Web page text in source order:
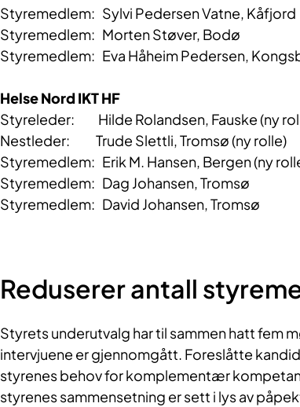
Styremedlem: Sylvi Pedersen Vatne, Kåfjord
Styremedlem: Morten Støver, Bodø
Styremedlem: Eva Håheim Pedersen,
Helse Nord IKT HF
Styreleder: Hilde Rolandsen, Fauske (ny
Nestleder: Trude Slettli, Tromsø (ny rolle)
Styremedlem: Erik M. Hansen, Bergen (ny
Styremedlem: Dag Johansen, Tromsø
Styremedlem: David Johansen, Tromsø
Reduserer antall
Styrets underutvalg har til sammen hatt fem
intervjuene er gjennomgått. Foreslåtte
styrenes behov for komplementær
styrenes sammensetning er sett i lys av